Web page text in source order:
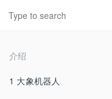
介绍
1 大象机器人